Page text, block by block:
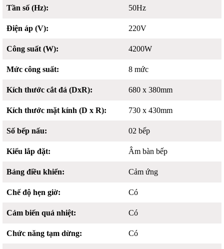
Tần số (Hz): 50Hz
Điện áp (V): 220V
Công suất (W): 4200W
Mức công suất: 8 mức
Kích thước cắt đá (DxR): 680 x 380mm
Kích thước mặt kính (D x R): 730 x 430mm
Số bếp nấu: 02 bếp
Kiểu lắp đặt: Âm bàn bếp
Bảng điều khiển: Cảm ứng
Chế độ hẹn giờ: Có
Cảm biến quá nhiệt: Có
Chức năng tạm dừng: Có